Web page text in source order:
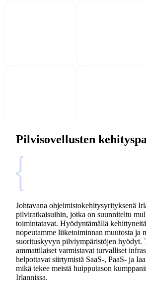
Pilvisovellusten
Johtavana ohjelmistokehitysyrityksenä
pilviratkaisuihin, jotka on suunniteltu
toimintatavat. Hyödyntämällä
nopeutamme liiketoiminnan muutosta ja
suorituskyvyn pilviympäristöjen hyödyt.
ammattilaiset varmistavat turvalliset
helpottavat siirtymistä SaaS-, PaaS- ja
mikä tekee meistä huipputason
Irlannissa.